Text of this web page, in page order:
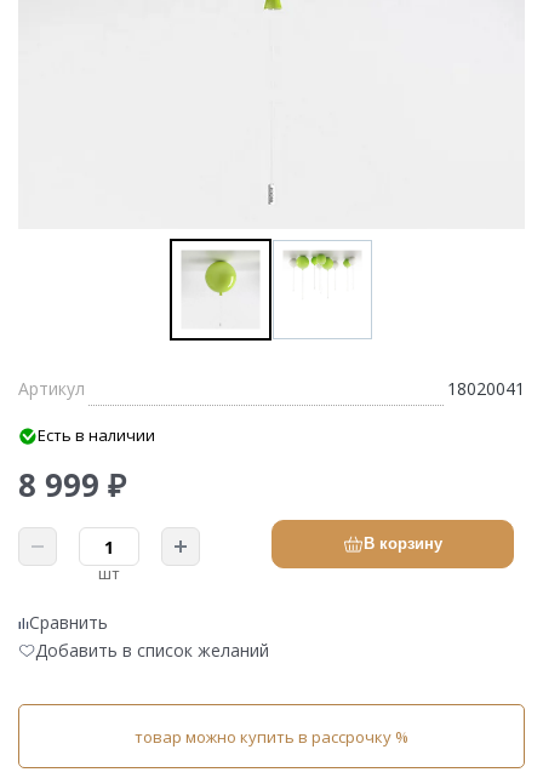
Артикул 18020041
Есть в наличии
8 999 ₽
шт
В корзину
Сравнить
Добавить в список желаний
товар можно купить в рассрочку %